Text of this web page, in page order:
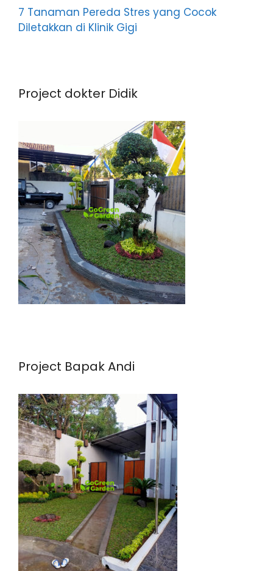
7 Tanaman Pereda Stres yang Cocok
Diletakkan di Klinik Gigi
Project dokter Didik
Project Bapak Andi